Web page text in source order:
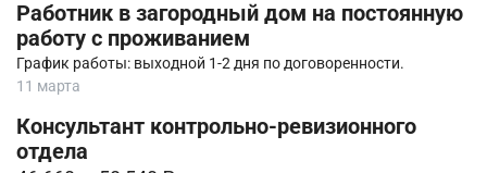
Работник в загородный дом на постоянную
работу с проживанием
График работы: выходной 1-2 дня по договоренности.
11 марта
Консультант контрольно-ревизионного
отдела